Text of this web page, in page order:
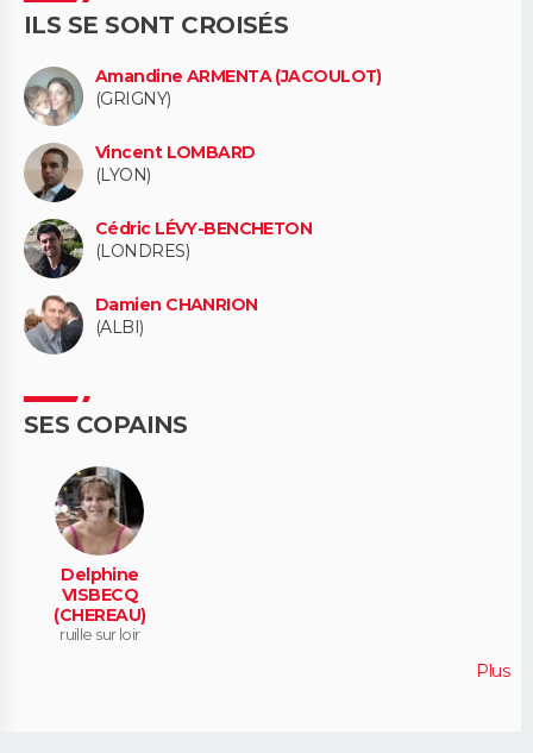
ILS SE SONT CROISÉS
Amandine ARMENTA (JACOULOT)
(GRIGNY)
Vincent LOMBARD
(LYON)
Cédric LÉVY-BENCHETON
(LONDRES)
Damien CHANRION
(ALBI)
SES COPAINS
Delphine
VISBECQ
(CHEREAU)
ruille sur loir
Plus